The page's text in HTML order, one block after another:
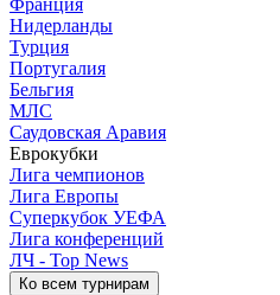
Франция
Нидерланды
Турция
Португалия
Бельгия
МЛС
Саудовская Аравия
Еврокубки
Лига чемпионов
Лига Европы
Суперкубок УЕФА
Лига конференций
ЛЧ - Top News
Ко всем турнирам